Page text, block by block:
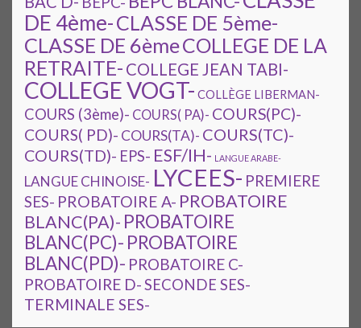
DE 4ème-CLASSE DE 5ème-
CLASSE DE 6èmeCOLLEGE DE LA
RETRAITE- COLLEGE JEAN TABI-
COLLEGE VOGT- COLLÈGE LIBERMAN-
COURS (3ème)- COURS( PA)- COURS(PC)-
COURS( PD)- COURS(TA)- COURS(TC)-
COURS(TD)- EPS- ESF/IH- LANGUE ARABE-
LANGUE CHINOISE- LYCEES- PREMIERE
SES- PROBATOIRE A- PROBATOIRE
BLANC(PA)- PROBATOIRE
BLANC(PC)- PROBATOIRE
BLANC(PD)- PROBATOIRE C-
PROBATOIRE D-SECONDE SES-
TERMINALE SES-